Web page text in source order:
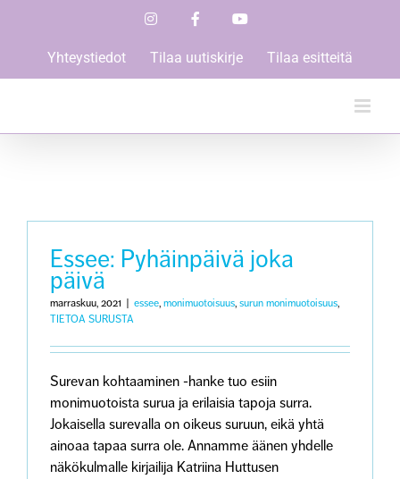
InstagramFacebook
Yhteystiedot Tilaa uutiskirje Tilaa esitteitä
Essee: Pyhäinpäivä joka
päivä
marraskuu, 2021 essee, monimuotoisuus, surun monimuotoisuus,
TIETOA SURUSTA
Surevan kohtaaminen -hanke tuo esiin
monimuotoista surua ja erilaisia tapoja surra.
Jokaisella surevalla on oikeus suruun, eikä yhtä
ainoaa tapaa surra ole. Annamme äänen yhdelle
näkökulmalle kirjailija Katriina Huttusen